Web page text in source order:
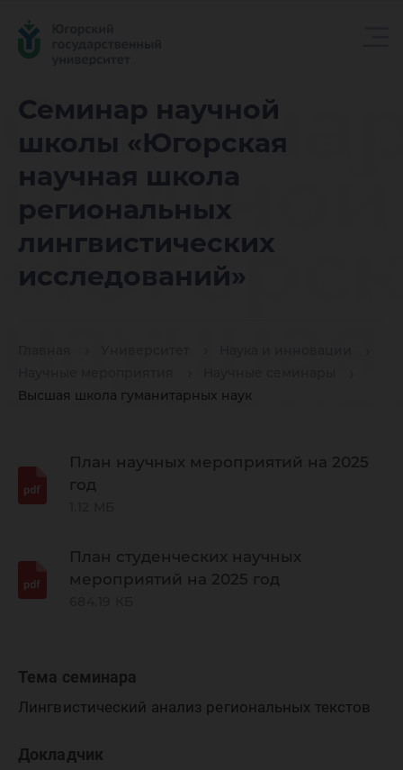
Семинар научной
школы «Югорская
научная школа
региональных
лингвистических
исследований»
Высшая школа гуманитарных наук
План научных мероприятий на 2025
год
План студенческих научных
мероприятий на 2025 год
Тема семинара
Лингвистический анализ региональных текстов
Докладчик